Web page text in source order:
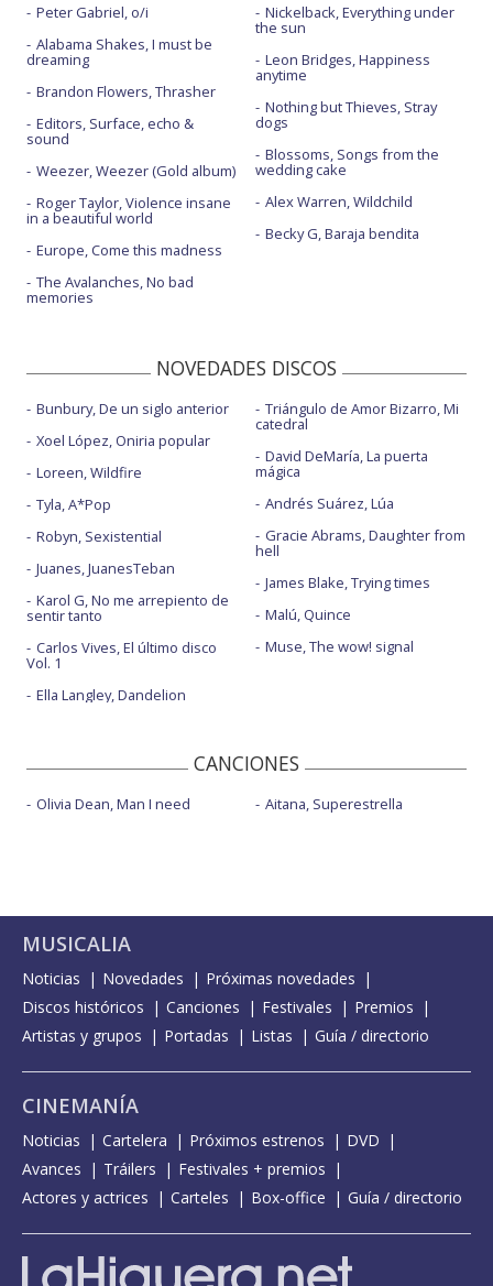
Peter Gabriel, o/i
Alabama Shakes, I must be
dreaming
Brandon Flowers, Thrasher
Editors, Surface, echo &
sound
Weezer, Weezer (Gold album)
Roger Taylor, Violence insane
in a beautiful world
Europe, Come this madness
The Avalanches, No bad
memories
Nickelback, Everything under
the sun
Leon Bridges, Happiness
anytime
Nothing but Thieves, Stray
dogs
Blossoms, Songs from the
wedding cake
Alex Warren, Wildchild
Becky G, Baraja bendita
NOVEDADES DISCOS
Bunbury, De un siglo anterior
Xoel López, Oniria popular
Loreen, Wildfire
Tyla, A*Pop
Robyn, Sexistential
Juanes, JuanesTeban
Karol G, No me arrepiento de
sentir tanto
Carlos Vives, El último disco
Vol. 1
Ella Langley, Dandelion
Triángulo de Amor Bizarro, Mi
catedral
David DeMaría, La puerta
mágica
Andrés Suárez, Lúa
Gracie Abrams, Daughter from
hell
James Blake, Trying times
Malú, Quince
Muse, The wow! signal
CANCIONES
Olivia Dean, Man I need Aitana, Superestrella
MUSICALIA
Noticias Novedades
Próximas novedades
Discos históricos
Canciones Festivales
Premios
Artistas y grupos
Portadas Listas Guía / directorio
CINEMANÍA
Noticias Cartelera Próximos estrenos
DVD
Avances
Tráilers
Festivales + premios
Actores y actrices
Carteles Box-office Guía / directorio